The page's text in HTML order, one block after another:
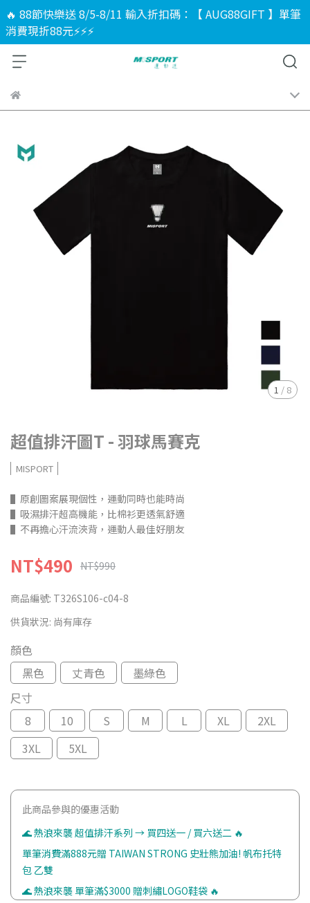
🔥 88節快樂送 8/5-8/11 輸入折扣碼：【 AUG88GIFT 】單筆
消費現折88元⚡⚡⚡
1 / 8
超值排汗圖T - 羽球馬賽克
MISPORT
▌原創圖案展現個性，運動同時也能時尚
▌吸濕排汗超高機能，比棉衫更透氣舒適
▌不再擔心汗流浹背，運動人最佳好朋友
NT$490 NT$990
商品編號: T326S106-c04-8
供貨狀況: 尚有庫存
顏色
黑色
丈青色
墨綠色
尺寸
8
10 S M L XL
2XL
3XL
5XL
此商品參與的優惠活動
🌊 熱浪來襲 超值排汗系列 → 買四送一 / 買六送二 🔥
單筆消費滿888元贈 TAIWAN STRONG 史壯熊加油! 帆布托特
包 乙雙
🌊 熱浪來襲 單筆滿$3000 贈刺繡LOGO鞋袋 🔥